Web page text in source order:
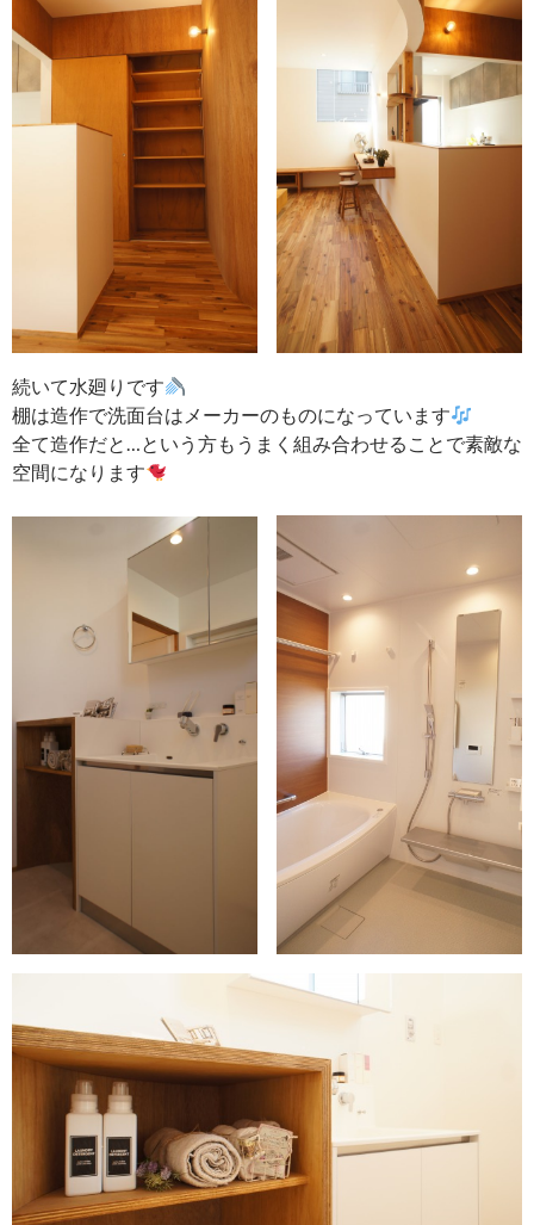
続いて水廻りです
棚は造作で洗面台はメーカーのものになっています
全て造作だと…という方もうまく組み合わせることで素敵な
空間になります